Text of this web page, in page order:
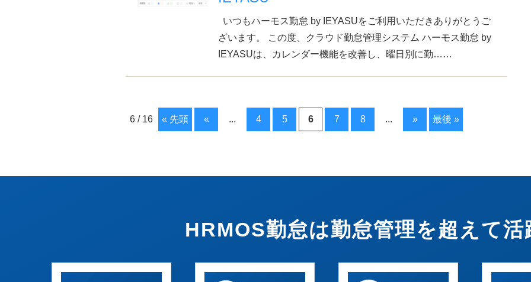
いつもハーモス勤怠 by IEYASUをご利用いただきありがとうご
ざいます。 この度、クラウド勤怠管理システム ハーモス勤怠 by
IEYASUは、カレンダー機能を改善し、曜日別に勤……
6 / 16 « 先頭 « ... 4 5 6 7 8 ... » 最後 »
HRMOS勤怠は勤怠管理を超えて